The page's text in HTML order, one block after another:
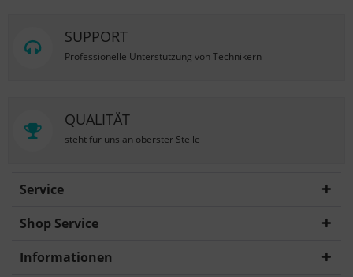
SUPPORT
Professionelle Unterstützung von Technikern
QUALITÄT
steht für uns an oberster Stelle
Service
Shop Service
Informationen